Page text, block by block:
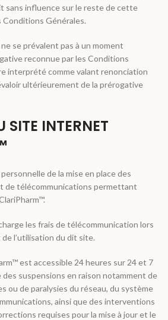
sans influence sur le reste de cette
Conditions Générales.
se prévalent pas à un moment
reconnue par les Conditions
interprété comme valant renonciation
ultérieurement de la prérogative
INTERNET
de la mise en place des
de télécommunications permettant
les frais de télécommunication lors
de l’utilisation du dit site.
est accessible 24 heures sur 24 et 7
des suspensions en raison notamment de
ou de paralysies du réseau, du système
ainsi que des interventions
requises pour la mise à jour et le